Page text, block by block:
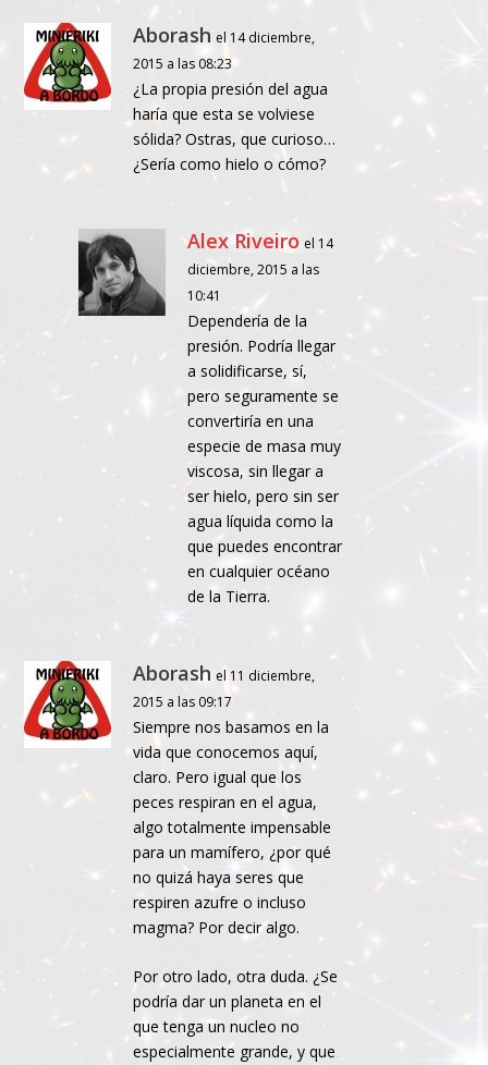
Aborash el 14 diciembre,
2015 a las 08:23
¿La propia presión del agua
haría que esta se volviese
sólida? Ostras, que curioso…
¿Sería como hielo o cómo?
Alex Riveiro el 14
diciembre, 2015 a las
10:41
Dependería de la
presión. Podría llegar
a solidificarse, sí,
pero seguramente se
convertiría en una
especie de masa muy
viscosa, sin llegar a
ser hielo, pero sin ser
agua líquida como la
que puedes encontrar
en cualquier océano
de la Tierra.
Aborash el 11 diciembre,
2015 a las 09:17
Siempre nos basamos en la
vida que conocemos aquí,
claro. Pero igual que los
peces respiran en el agua,
algo totalmente impensable
para un mamífero, ¿por qué
no quizá haya seres que
respiren azufre o incluso
magma? Por decir algo.
Por otro lado, otra duda. ¿Se
podría dar un planeta en el
que tenga un nucleo no
especialmente grande, y que